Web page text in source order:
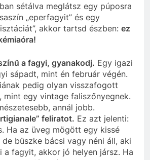
sétálva meglátsz egy púposra
„eperfagyit” és egy
akkor tartsd észben: ez
a fagyi, gyanakodj. Egy igazi
sápadt, mint én február végén.
pedig olyan visszafogott
mint egy vintage faliszőnyegnek.
annál jobb.
feliratot. Ez azt jelenti:
Ha az üveg mögött egy kissé
büszke bácsi vagy néni áll, aki
a fagyit, akkor jó helyen jársz. Ha